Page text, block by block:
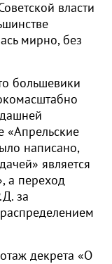
власти
мирно, без
большевики
«Апрельские
написано,
является
а переход
за
декрета «О